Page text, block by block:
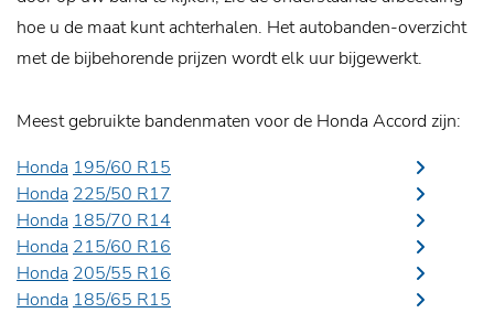
hoe u de maat kunt achterhalen. Het autobanden-overzicht
met de bijbehorende prijzen wordt elk uur bijgewerkt.
Meest gebruikte bandenmaten voor de Honda Accord zijn:
Honda 195/60 R15
Honda 225/50 R17
Honda 185/70 R14
Honda 215/60 R16
Honda 205/55 R16
Honda 185/65 R15